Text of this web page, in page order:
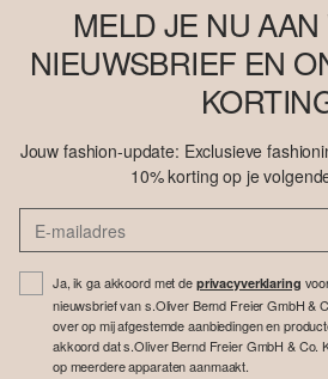
MELD JE NU
NIEUWSBRIEF EN
Jouw fashion-update: Exclusieve
10% korting op je
Ja, ik ga akkoord met de privacyverklaring
nieuwsbrief van s.Oliver Bernd Freier GmbH &
over op mij afgestemde aanbiedingen en
akkoord dat s.Oliver Bernd Freier GmbH & Co.
op meerdere apparaten aanmaakt.